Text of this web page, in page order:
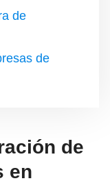
de
de
de
en